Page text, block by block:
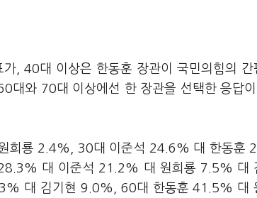
, 40대 이상은 한동훈 장관이 국민의힘의 간
대와 70대 이상에선 한 장관을 선택한 응답
희룡 2.4%, 30대 이준석 24.6% 대 한동훈
대 이준석 21.2% 대 원희룡 7.5% 대
대 김기현 9.0%, 60대 한동훈 41.5% 대